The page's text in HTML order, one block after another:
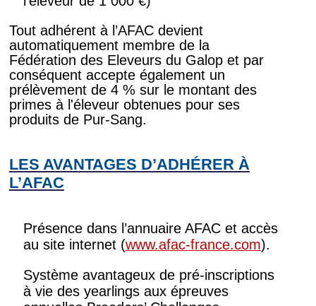
Tout adhérent à l’AFAC devient
automatiquement membre de la
Fédération des Eleveurs du Galop et par
conséquent accepte également un
prélèvement de 4 % sur le montant des
primes à l'éleveur obtenues pour ses
produits de Pur-Sang.
LES AVANTAGES D’ADHÉRER À
L’AFAC
Présence dans l’annuaire AFAC et accès
au site internet (www.afac-france.com).
Système avantageux de pré-inscriptions
à vie des yearlings aux épreuves